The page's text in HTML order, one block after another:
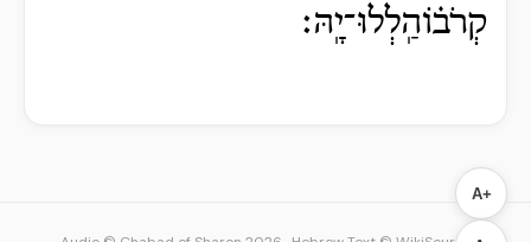
קְרֹב֗וֹהַֽלְלוּ־יָֽהּ׃
A+